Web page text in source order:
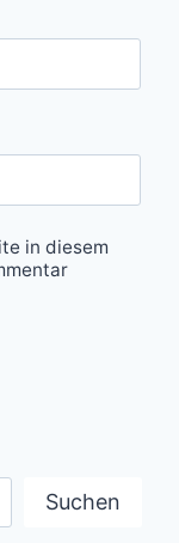
in diesem
Suchen